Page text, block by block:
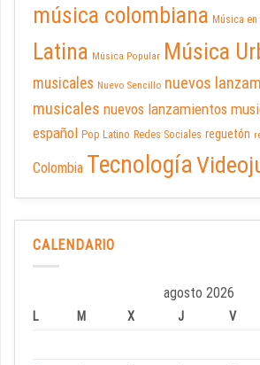
música colombiana Música en
Latina Música Popular Música
musicales Nuevo Sencillo nuevos
musicales nuevos lanzamientos
español Pop Latino Redes Sociales reguetón
Colombia Tecnología
CALENDARIO
agosto 2026
L M X J V